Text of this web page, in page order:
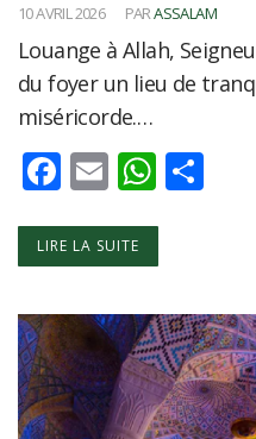
10 AVRIL 2026 PARASSALAM
Louange à Allah,
du foyer un lieu de
miséricorde.…
Facebook
Email
LIRE LA SUITE